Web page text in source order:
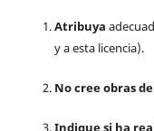
Atribuya
y a esta licencia).
No cree obras
Indique si ha